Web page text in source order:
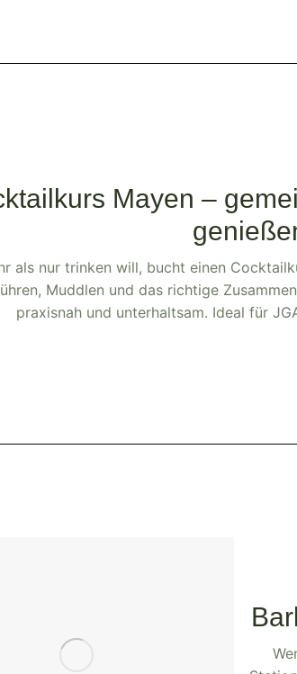
Mayen –
als nur trinken will, bucht einen
Muddlen und das richtige
praxisnah und unterhaltsam. Ideal für